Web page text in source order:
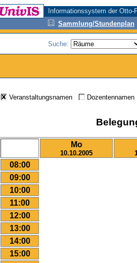
Informationssystem der
Sammlung/Stundenplan
Suche:
Veranstaltungsnamen
Mo
10.10.2005
08:00
09:00
10:00
11:00
12:00
13:00
14:00
15:00